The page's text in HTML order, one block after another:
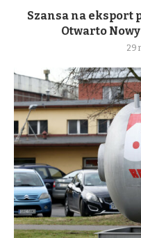
Szansa na eksport
Otwarto
29